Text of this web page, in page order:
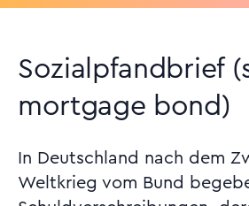
Sozialpfandbrief
mortgage bond)
In Deutschland nach dem
Weltkrieg vom Bund